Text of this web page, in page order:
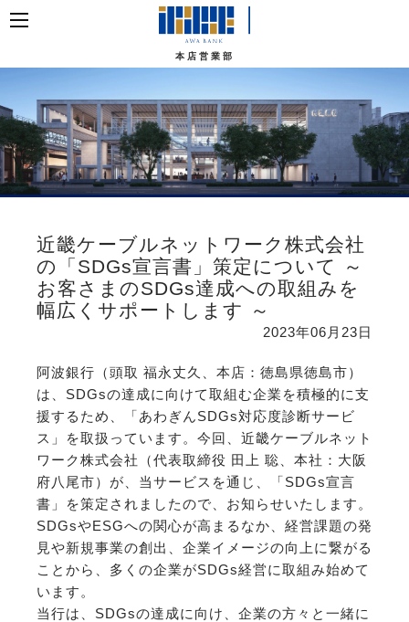
本店営業部
近畿ケーブルネットワーク株式会社
の「SDGs宣言書」策定について ～
お客さまのSDGs達成への取組みを
幅広くサポートします ～
2023年06月23日
阿波銀行（頭取 福永丈久、本店：徳島県徳島市）
は、SDGsの達成に向けて取組む企業を積極的に支
援するため、「あわぎんSDGs対応度診断サービ
ス」を取扱っています。今回、近畿ケーブルネット
ワーク株式会社（代表取締役 田上 聡、本社：大阪
府八尾市）が、当サービスを通じ、「SDGs宣言
書」を策定されましたので、お知らせいたします。
SDGsやESGへの関心が高まるなか、経営課題の発
見や新規事業の創出、企業イメージの向上に繋がる
ことから、多くの企業がSDGs経営に取組み始めて
います。
当行は、SDGsの達成に向け、企業の方々と一緒に